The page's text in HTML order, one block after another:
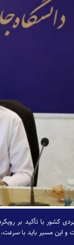
کشور با تأکید بر
این مسیر باید با